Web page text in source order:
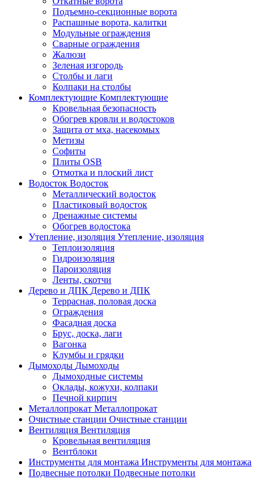
Подъемно-секционные ворота
Распашные ворота, калитки
Модульные ограждения
Сварные ограждения
Жалюзи
Зеленая изгородь
Столбы и лаги
Колпаки на столбы
Комплектующие Комплектующие
Кровельная безопасность
Обогрев кровли и водостоков
Защита от мха, насекомых
Метизы
Софиты
Плиты OSB
Отмотка и плоский лист
Водосток Водосток
Металлический водосток
Пластиковый водосток
Дренажные системы
Обогрев водостока
Утепление, изоляция Утепление, изоляция
Теплоизоляция
Гидроизоляция
Пароизоляция
Ленты, скотчи
Дерево и ДПК Дерево и ДПК
Террасная, половая доска
Ограждения
Фасадная доска
Брус, доска, лаги
Вагонка
Клумбы и грядки
Дымоходы Дымоходы
Дымоходные системы
Оклады, кожухи, колпаки
Печной кирпич
Металлопрокат Металлопрокат
Очистные станции Очистные станции
Вентиляция Вентиляция
Кровельная вентиляция
Вентблоки
Инструменты для монтажа Инструменты для монтажа
Подвесные потолки Подвесные потолки